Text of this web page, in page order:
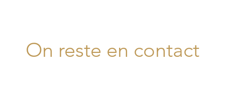
On reste en contact